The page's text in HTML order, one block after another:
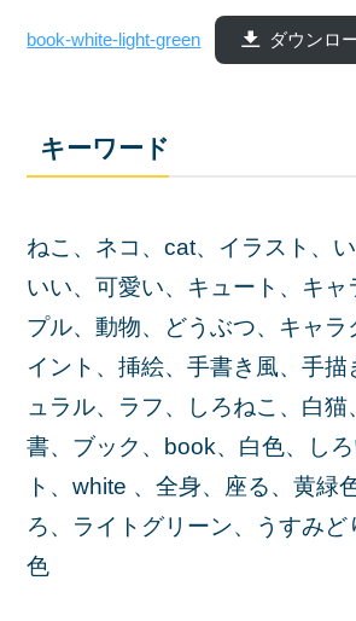
book-white-light-green ダウンロ
キーワード
ねこ、ネコ、cat、イラスト、
いい、可愛い、キュート、キャ
プル、動物、どうぶつ、キャラ
イント、挿絵、手書き風、手描
ュラル、ラフ、しろねこ、白
書、ブック、book、白色、し
ト、white 、全身、座る、黄緑
ろ、ライトグリーン、うすみど
色